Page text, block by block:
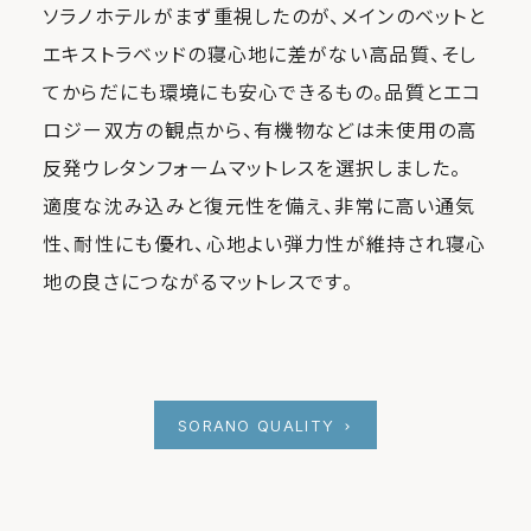
ソラノホテルがまず重視したのが、メインのベットと
エキストラベッドの寝心地に差がない高品質、そし
てからだにも環境にも安心できるもの。品質とエコ
ロジー双方の観点から、有機物などは未使用の高
反発ウレタンフォームマットレスを選択しました。
適度な沈み込みと復元性を備え、非常に高い通気
性、耐性にも優れ、心地よい弾力性が維持され寝心
地の良さにつながるマットレスです。
SORANO QUALITY